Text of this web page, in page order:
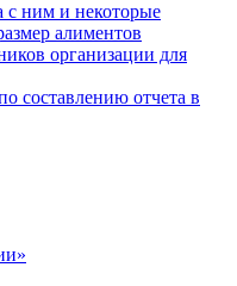
ним и некоторые
алиментов
организации для
составлению отчета в